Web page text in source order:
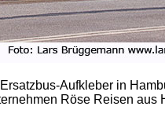
Aufkleber in
Röse Reisen